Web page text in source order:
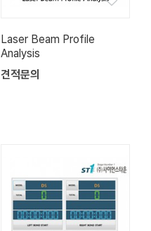
Laser Beam Profile
Analysis
견적문의